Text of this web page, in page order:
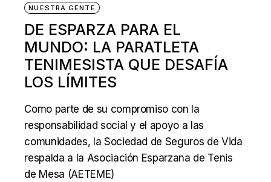
NUESTRA GENTE
DE ESPARZA PARA EL
MUNDO: LA PARATLETA
TENIMESISTA QUE DESAFÍA
LOS LÍMITES
Como parte de su compromiso con la
responsabilidad social y el apoyo a las
comunidades, la Sociedad de Seguros de Vida
respalda a la Asociación Esparzana de Tenis
de Mesa (AETEME)